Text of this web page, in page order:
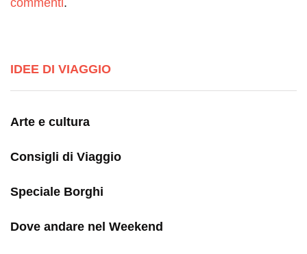
commenti .
IDEE DI VIAGGIO
Arte e cultura
Consigli di Viaggio
Speciale Borghi
Dove andare nel Weekend